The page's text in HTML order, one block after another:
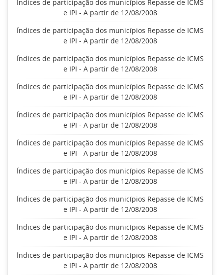
Índices de participação dos municípios Repasse de ICMS
e IPI - A partir de 12/08/2008
Índices de participação dos municípios Repasse de ICMS
e IPI - A partir de 12/08/2008
Índices de participação dos municípios Repasse de ICMS
e IPI - A partir de 12/08/2008
Índices de participação dos municípios Repasse de ICMS
e IPI - A partir de 12/08/2008
Índices de participação dos municípios Repasse de ICMS
e IPI - A partir de 12/08/2008
Índices de participação dos municípios Repasse de ICMS
e IPI - A partir de 12/08/2008
Índices de participação dos municípios Repasse de ICMS
e IPI - A partir de 12/08/2008
Índices de participação dos municípios Repasse de ICMS
e IPI - A partir de 12/08/2008
Índices de participação dos municípios Repasse de ICMS
e IPI - A partir de 12/08/2008
Índices de participação dos municípios Repasse de ICMS
e IPI - A partir de 12/08/2008